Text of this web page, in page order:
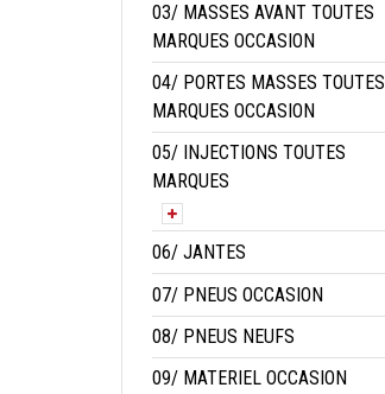
03/ MASSES AVANT TOUTES
MARQUES OCCASION
04/ PORTES MASSES TOUTES
MARQUES OCCASION
05/ INJECTIONS TOUTES
MARQUES
06/ JANTES
07/ PNEUS OCCASION
08/ PNEUS NEUFS
09/ MATERIEL OCCASION